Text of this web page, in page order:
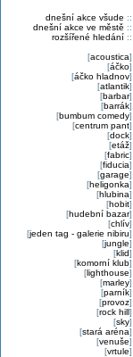
dnešní akce všude ::
dnešní akce ve městě ::
rozšířené hledání::
[acoustica]
[áčko]
[áčko hladnov]
[atlantik]
[barbar]
[barrák]
[bumbum comedy]
[centrum pant]
[dock]
[etáž]
[fabric]
[fiducia]
[garage]
[heligonka]
[hlubina]
[hobit]
[hudební bazar]
[chlív]
[jeden tag - galerie nibiru]
[jungle]
[klid]
[komorní klub]
[lighthouse]
[marley]
[parník]
[provoz]
[rock hill]
[sky]
[stará aréna]
[venuše]
[vrtule]